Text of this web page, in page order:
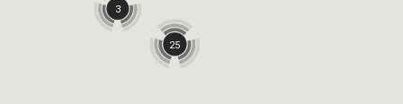
25
3